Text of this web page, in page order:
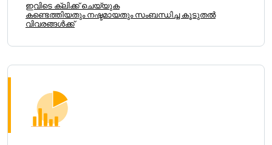
ഇവിടെ ക്ലിക്ക് ചെയ്യുക
കണ്ടെത്തിയതും നഷ്ടമായതും സംബന്ധിച്ച കൂടുതൽ
വിവരങ്ങൾക്ക്